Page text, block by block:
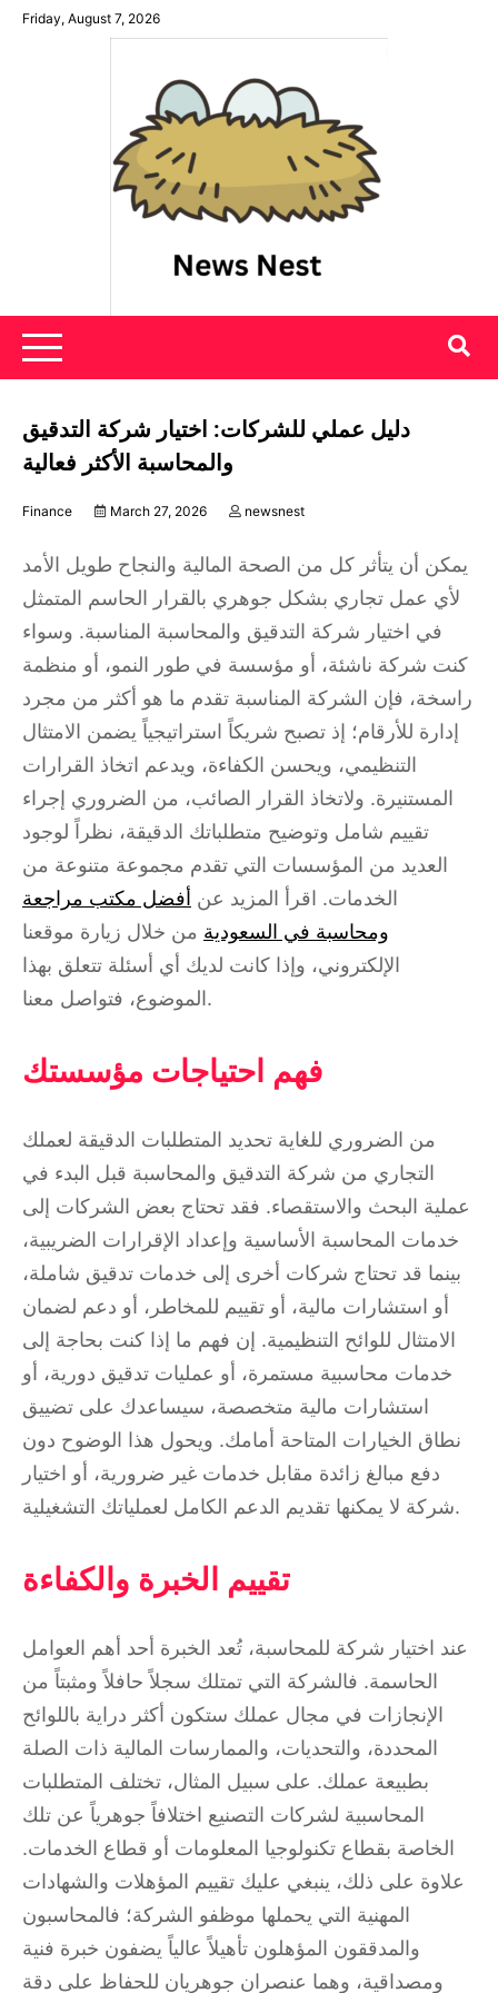
SkipFriday, August 7, 2026
News Nest
دليل عملي للشركات: اختيار شركة التدقيق
والمحاسبة الأكثر فعالية
Finance March 27, 2026 newsnest
يمكن أن يتأثر كل من الصحة المالية والنجاح طويل الأمد
لأي عمل تجاري بشكل جوهري بالقرار الحاسم المتمثل
في اختيار شركة التدقيق والمحاسبة المناسبة. وسواء
كنت شركة ناشئة، أو مؤسسة في طور النمو، أو منظمة
راسخة، فإن الشركة المناسبة تقدم ما هو أكثر من مجرد
إدارة للأرقام؛ إذ تصبح شريكاً استراتيجياً يضمن الامتثال
التنظيمي، ويحسن الكفاءة، ويدعم اتخاذ القرارات
المستنيرة. ولاتخاذ القرار الصائب، من الضروري إجراء
تقييم شامل وتوضيح متطلباتك الدقيقة، نظراً لوجود
العديد من المؤسسات التي تقدم مجموعة متنوعة من
الخدمات. اقرأ المزيد عن أفضل مكتب مراجعة
ومحاسبة في السعودية من خلال زيارة موقعنا
الإلكتروني، وإذا كانت لديك أي أسئلة تتعلق بهذا
الموضوع، فتواصل معنا.
فهم احتياجات مؤسستك
من الضروري للغاية تحديد المتطلبات الدقيقة لعملك
التجاري من شركة التدقيق والمحاسبة قبل البدء في
عملية البحث والاستقصاء. فقد تحتاج بعض الشركات إلى
خدمات المحاسبة الأساسية وإعداد الإقرارات الضريبية،
بينما قد تحتاج شركات أخرى إلى خدمات تدقيق شاملة،
أو استشارات مالية، أو تقييم للمخاطر، أو دعم لضمان
الامتثال للوائح التنظيمية. إن فهم ما إذا كنت بحاجة إلى
خدمات محاسبية مستمرة، أو عمليات تدقيق دورية، أو
استشارات مالية متخصصة، سيساعدك على تضييق
نطاق الخيارات المتاحة أمامك. ويحول هذا الوضوح دون
دفع مبالغ زائدة مقابل خدمات غير ضرورية، أو اختيار
شركة لا يمكنها تقديم الدعم الكامل لعملياتك التشغيلية.
تقييم الخبرة والكفاءة
عند اختيار شركة للمحاسبة، تُعد الخبرة أحد أهم العوامل
الحاسمة. فالشركة التي تمتلك سجلاً حافلاً ومثبتاً من
الإنجازات في مجال عملك ستكون أكثر دراية باللوائح
المحددة، والتحديات، والممارسات المالية ذات الصلة
بطبيعة عملك. على سبيل المثال، تختلف المتطلبات
المحاسبية لشركات التصنيع اختلافاً جوهرياً عن تلك
الخاصة بقطاع تكنولوجيا المعلومات أو قطاع الخدمات.
علاوة على ذلك، ينبغي عليك تقييم المؤهلات والشهادات
المهنية التي يحملها موظفو الشركة؛ فالمحاسبون
والمدققون المؤهلون تأهيلاً عالياً يضفون خبرة فنية
ومصداقية، وهما عنصران جوهريان للحفاظ على دقة